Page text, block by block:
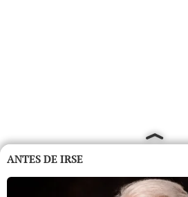
ANTES DE IRSE